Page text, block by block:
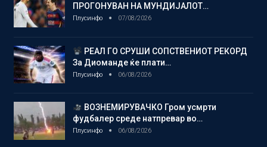
ПРОГОНУВАН НА МУНДИЈАЛОТ…
Плусинфо 07/08/2026
РЕАЛ ГО СРУШИ СОПСТВЕНИОТ РЕКОРД
За Диоманде ќе плати…
Плусинфо 06/08/2026
ВОЗНЕМИРУВАЧКО Гром усмрти
фудбалер среде натпревар во…
Плусинфо 06/08/2026